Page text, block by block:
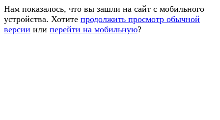
Нам показалось, что вы зашли на сайт с мобильного
устройства. Хотите продолжить просмотр обычной
версии или перейти на мобильную?